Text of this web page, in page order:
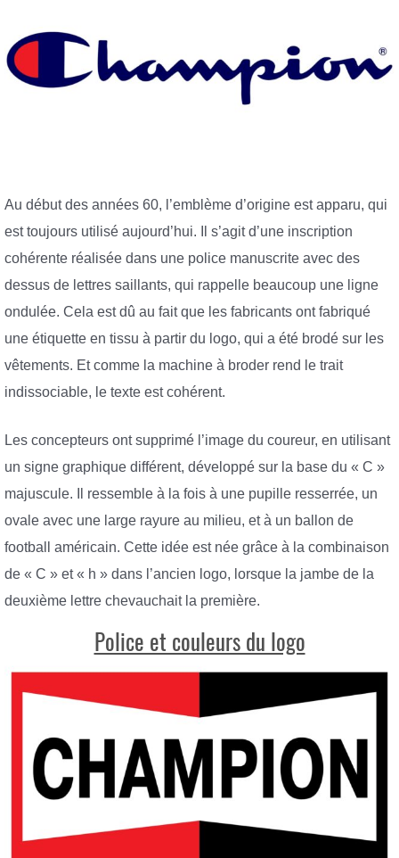
Au début des années 60, l’emblème d’origine est apparu, qui
est toujours utilisé aujourd’hui. Il s’agit d’une inscription
cohérente réalisée dans une police manuscrite avec des
dessus de lettres saillants, qui rappelle beaucoup une ligne
ondulée. Cela est dû au fait que les fabricants ont fabriqué
une étiquette en tissu à partir du logo, qui a été brodé sur les
vêtements. Et comme la machine à broder rend le trait
indissociable, le texte est cohérent.
Les concepteurs ont supprimé l’image du coureur, en utilisant
un signe graphique différent, développé sur la base du « C »
majuscule. Il ressemble à la fois à une pupille resserrée, un
ovale avec une large rayure au milieu, et à un ballon de
football américain. Cette idée est née grâce à la combinaison
de « C » et « h » dans l’ancien logo, lorsque la jambe de la
deuxième lettre chevauchait la première.
Police et couleurs du logo